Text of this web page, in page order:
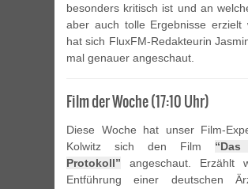
besonders kritisch ist und an
aber auch tolle Ergebnisse erzielt
hat sich FluxFM-Redakteurin
mal genauer angeschaut.
Film der Woche (17:10 Uhr)
Diese Woche hat unser Film-
Kolwitz sich den Film
Protokoll” angeschaut. Erzählt
Entführung einer deutschen